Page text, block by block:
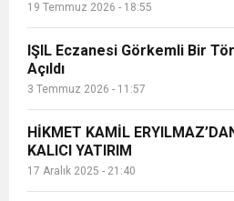
19 Temmuz 2026 - 18:55
IŞIL Eczanesi Görkemli Bir
Açıldı
3 Temmuz 2026 - 11:57
HİKMET KAMİL
KALICI YATIRIM
17 Aralık 2025 - 21:40